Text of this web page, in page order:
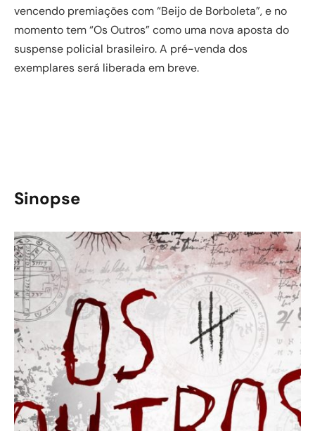
vencendo premiações com “Beijo de Borboleta”, e no
momento tem “Os Outros” como uma nova aposta do
suspense policial brasileiro. A pré-venda dos
exemplares será liberada em breve.
Sinopse